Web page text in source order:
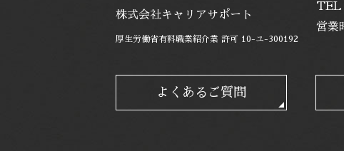
株式会社キャリアサポート
厚生労働省有料職業紹介業 許可 10-ユ-300192
TEL
営業
よくあるご質問